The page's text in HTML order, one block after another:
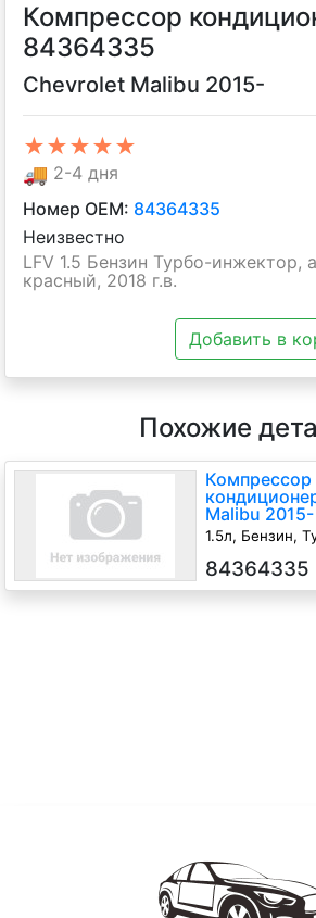
Компрессор
84364335
Chevrolet Malibu 2015-
★★★★★
🚚 2-4 дня
Номер OEM: 84364335
Неизвестно
LFV 1.5 Бензин Турбо-инжектор,
красный, 2018 г.в.
Добавить в
Похожие
Компрессор
Malibu 2015-
1.5л, Бензин,
LFV 1.5
Седан, 2018
84364335